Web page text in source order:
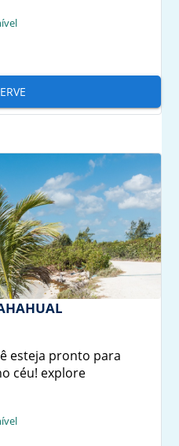
esteja pronto para
céu! explore